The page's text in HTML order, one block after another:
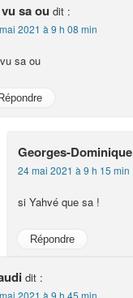
sa ou dit :
2021 à 9 h 08 min
sa ou
Répondre
Georges-Dominique
24 mai 2021 à 9 h 15 min
si Yahvé que sa !
Répondre
dit :
2021 à 9 h 45 min